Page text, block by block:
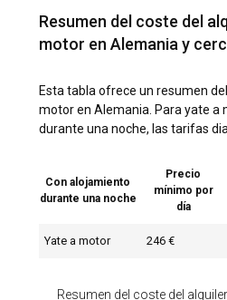
Resumen del coste del
motor en Alemania y
Esta tabla ofrece un resumen
motor en Alemania. Para yate a
durante una noche, las tarifas
Resumen del coste del
Con alojamiento
durante una noche
Precio
mínimo por
día
Yate a motor 246 €